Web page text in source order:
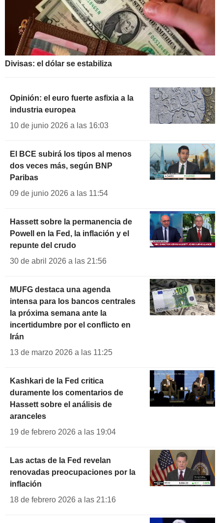
Divisas: el dólar se estabiliza
Opinión: el euro fuerte asfixia a la
industria europea
10 de junio 2026 a las 16:03
El BCE subirá los tipos al menos
dos veces más, según BNP
Paribas
09 de junio 2026 a las 11:54
Hassett sobre la permanencia de
Powell en la Fed, la inflación y el
repunte del crudo
30 de abril 2026 a las 21:56
MUFG destaca una agenda
intensa para los bancos centrales
la próxima semana ante la
incertidumbre por el conflicto en
Irán
13 de marzo 2026 a las 11:25
Kashkari de la Fed critica
duramente los comentarios de
Hassett sobre el análisis de
aranceles
19 de febrero 2026 a las 19:04
Las actas de la Fed revelan
renovadas preocupaciones por la
inflación
18 de febrero 2026 a las 21:16